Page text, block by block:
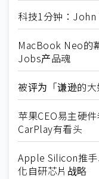
科技1分钟：
MacBook Neo的
Jobs产品魂
被评为「谦逊的
苹果CEO易主硬
CarPlay有看头
Apple Silicon推
化自研芯片战略